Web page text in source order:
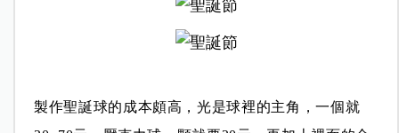
製作聖誕球的成本頗高，光是球裡的主角，一個就